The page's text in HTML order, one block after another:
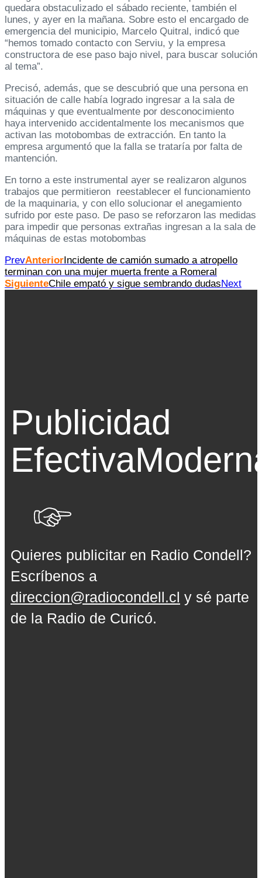
quedara obstaculizado el sábado reciente, también el
lunes, y ayer en la mañana. Sobre esto el encargado de
emergencia del municipio, Marcelo Quitral, indicó que
“hemos tomado contacto con Serviu, y la empresa
constructora de ese paso bajo nivel, para buscar solución
al tema”.
Precisó, además, que se descubrió que una persona en
situación de calle había logrado ingresar a la sala de
máquinas y que eventualmente por desconocimiento
haya intervenido accidentalmente los mecanismos que
activan las motobombas de extracción. En tanto la
empresa argumentó que la falla se trataría por falta de
mantención.
En torno a este instrumental ayer se realizaron algunos
trabajos que permitieron reestablecer el funcionamiento
de la maquinaria, y con ello solucionar el anegamiento
sufrido por este paso. De paso se reforzaron las medidas
para impedir que personas extrañas ingresan a la sala de
máquinas de estas motobombas
PrevAnteriorIncidente de camión sumado a atropello
terminan con una mujer muerta frente a Romeral
SiguienteChile empató y sigue sembrando dudasNext
Publicidad
Efectiva
Quieres publicitar en Radio Condell?
Escríbenos a
direccion@radiocondell.cl y sé parte
de la Radio de Curicó.